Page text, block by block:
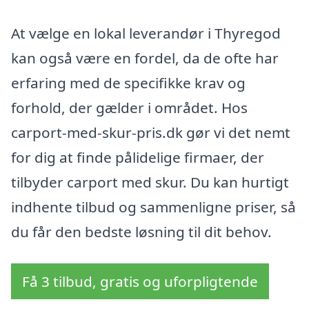
At vælge en lokal leverandør i Thyregod
kan også være en fordel, da de ofte har
erfaring med de specifikke krav og
forhold, der gælder i området. Hos
carport-med-skur-pris.dk gør vi det nemt
for dig at finde pålidelige firmaer, der
tilbyder carport med skur. Du kan hurtigt
indhente tilbud og sammenligne priser, så
du får den bedste løsning til dit behov.
Få 3 tilbud, gratis og uforpligtende